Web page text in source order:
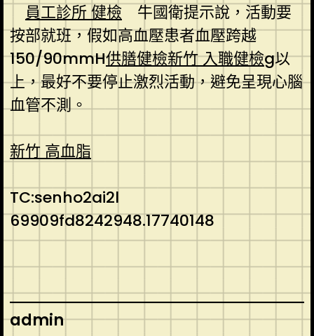
員工診所 健檢 牛國衛提示說，活動要
按部就班，假如高血壓患者血壓跨越
150/90mmH供膳健檢新竹 入職健檢g以
上，最好不要停止激烈活動，避免呈現心腦
血管不測。
新竹 高血脂
TC:senho2ai2l
69909fd8242948.17740148
admin